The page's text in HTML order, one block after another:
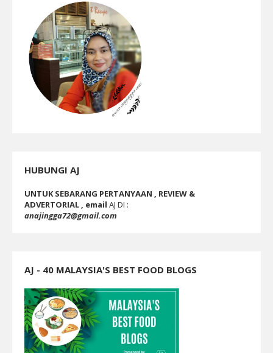
HUBUNGI AJ
UNTUK SEBARANG PERTANYAAN , REVIEW &
ADVERTORIAL , email AJ DI :
anajingga72@gmail.com
AJ - 40 MALAYSIA'S BEST FOOD BLOGS